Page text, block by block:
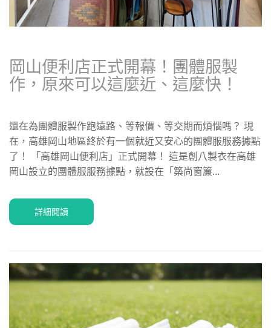
岡山便利店正式開幕！團體服製
作，原來可以這麼近、這麼快！
還在為團體服製作跑遠路、等報價、等交期而煩惱嗎？ 現
在，高雄岡山地區終於有一個就近又安心的團體服服務據點
了！ 「高雄岡山便利店」正式開幕！ 這是創八製衣在高雄
岡山設立的團體服服務據點，就設在「築尚窗簾...
詳細閱讀